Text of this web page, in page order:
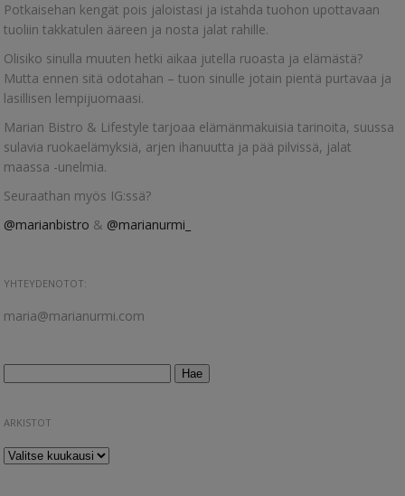
Potkaisehan kengät pois jaloistasi ja istahda tuohon upottavaan
tuoliin takkatulen ääreen ja nosta jalat rahille.
Olisiko sinulla muuten hetki aikaa jutella ruoasta ja elämästä?
Mutta ennen sitä odotahan – tuon sinulle jotain pientä purtavaa ja
lasillisen lempijuomaasi.
Marian Bistro & Lifestyle tarjoaa elämänmakuisia tarinoita, suussa
sulavia ruokaelämyksiä, arjen ihanuutta ja pää pilvissä, jalat
maassa -unelmia.
Seuraathan myös IG:ssä?
@marianbistro & @marianurmi_
YHTEYDENOTOT:
maria@marianurmi.com
ARKISTOT
Arkistot